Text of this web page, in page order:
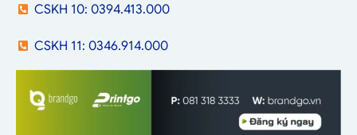
CSKH 10: 0394.413.000
CSKH 11: 0346.914.000